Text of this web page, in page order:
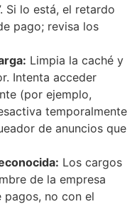
Si lo está, el retardo
pago; revisa los
Limpia la caché y
Intenta acceder
(por ejemplo,
temporalmente
de anuncios que
Los cargos
de la empresa
no con el